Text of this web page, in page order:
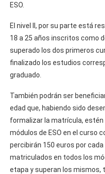
ESO.
El nivel II, por su parte está
18 a 25 años inscritos como
superado los dos primeros
finalizado los estudios
graduado.
También podrán ser
edad que, habiendo sido
formalizar la matrícula,
módulos de ESO en el curso
percibirán 150 euros por
matriculados en todos los
etapa y superan los mismos,